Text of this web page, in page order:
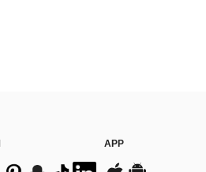
APP